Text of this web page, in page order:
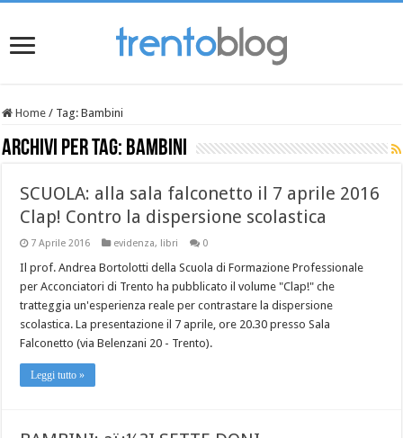
Home / Tag:Bambini
Archivi per tag: Bambini
SCUOLA: alla sala falconetto il 7 aprile 2016
Clap! Contro la dispersione scolastica
7 Aprile 2016 evidenza, libri 0
Il prof. Andrea Bortolotti della Scuola di Formazione Professionale
per Acconciatori di Trento ha pubblicato il volume "Clap!" che
tratteggia un'esperienza reale per contrastare la dispersione
scolastica. La presentazione il 7 aprile, ore 20.30 presso Sala
Falconetto (via Belenzani 20 - Trento).
Leggi tutto »